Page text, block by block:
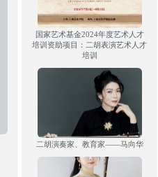
国家艺术基金2024年度艺术人才
培训资助项目：二胡表演艺术人才
培训
二胡演奏家、教育家——马向华